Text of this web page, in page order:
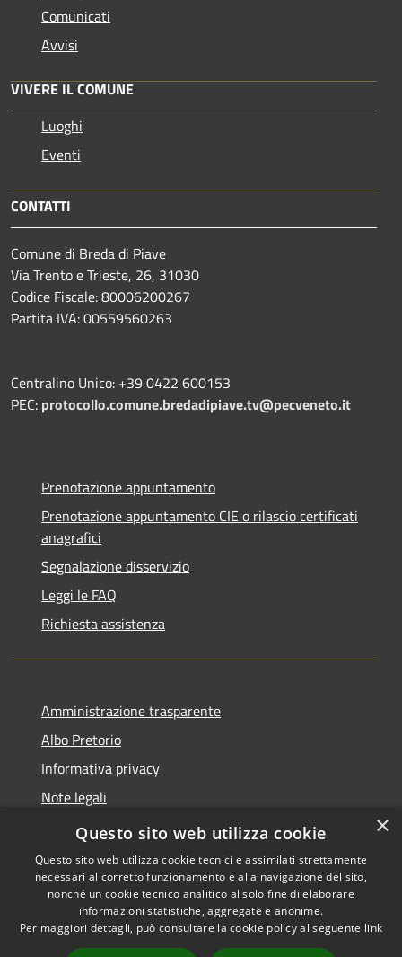
Comunicati
Avvisi
VIVERE IL COMUNE
Luoghi
Eventi
CONTATTI
Comune di Breda di Piave
Via Trento e Trieste, 26, 31030
Codice Fiscale: 80006200267
Partita IVA: 00559560263
Centralino Unico: +39 0422 600153
PEC: protocollo.comune.bredadipiave.tv@pecveneto.it
Prenotazione appuntamento
Prenotazione appuntamento CIE o rilascio certificati
anagrafici
Segnalazione disservizio
Leggi le FAQ
Richiesta assistenza
Amministrazione trasparente
Albo Pretorio
Informativa privacy
Note legali
Dichiarazione di accessibilità
Accessibilità
Copyright © 2026 • Comune di
Breda di Piave • Powered by
×
Questo sito web utilizza cookie
Questo sito web utilizza cookie tecnici e assimilati strettamente
necessari al corretto funzionamento e alla navigazione del sito,
nonché un cookie tecnico analitico al solo fine di elaborare
informazioni statistiche, aggregate e anonime.
Per maggiori dettagli, può consultare la cookie policy al seguente link